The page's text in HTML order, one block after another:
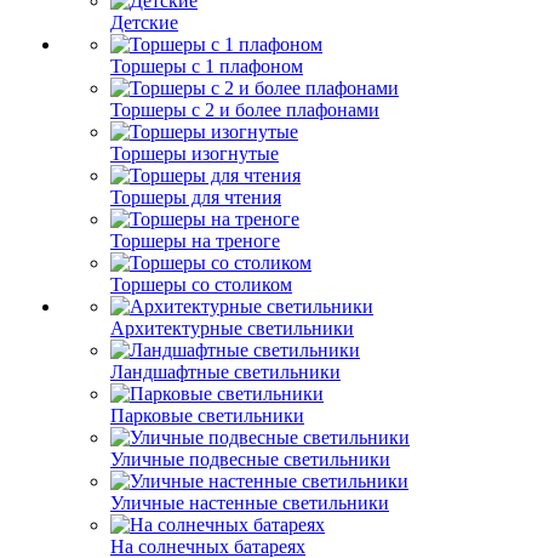
Детские
Торшеры с 1 плафоном
Торшеры с 2 и более плафонами
Торшеры изогнутые
Торшеры для чтения
Торшеры на треноге
Торшеры со столиком
Архитектурные светильники
Ландшафтные светильники
Парковые светильники
Уличные подвесные светильники
Уличные настенные светильники
На солнечных батареях